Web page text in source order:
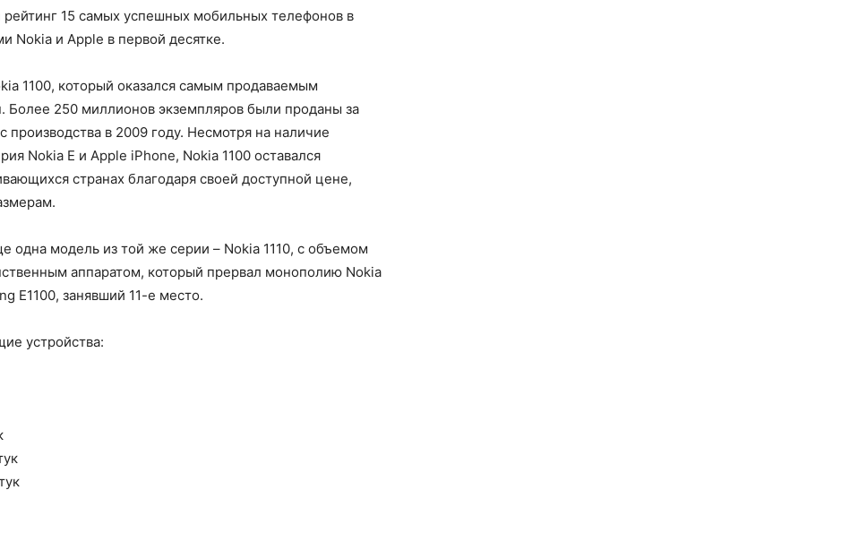
рейтинг 15 самых успешных мобильных телефонов в
Nokia и Apple в первой десятке.
1100, который оказался самым продаваемым
250 миллионов экземпляров были проданы за
в 2009 году. Несмотря на наличие
Nokia E и Apple iPhone, Nokia 1100 оставался
странах благодаря своей доступной цене,
одна модель из той же серии – Nokia 1110, с объемом
аппаратом, который прервал монополию Nokia
E1100, занявший 11-е место.
устройства: